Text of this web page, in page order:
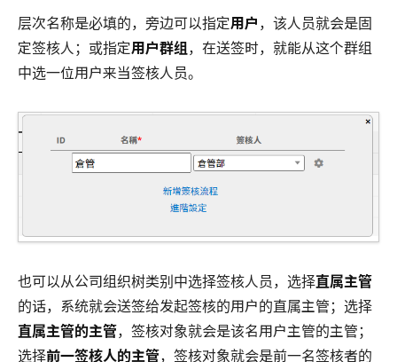
层次名称是必填的，旁边可以指定用户，该人员就会是固
定签核人；或指定用户群组，在送签时，就能从这个群组
中选一位用户来当签核人员。
也可以从公司组织树类别中选择签核人员，选择直属主管
的话，系统就会送签给发起签核的用户的直属主管；选择
直属主管的主管，签核对象就会是该名用户主管的主管；
选择前一签核人的主管，签核对象就会是前一名签核者的